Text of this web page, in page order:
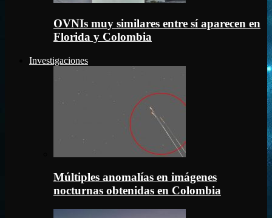
OVNIs muy similares entre sí aparecen en
Florida y Colombia
Investigaciones
Múltiples anomalías en imágenes
nocturnas obtenidas en Colombia